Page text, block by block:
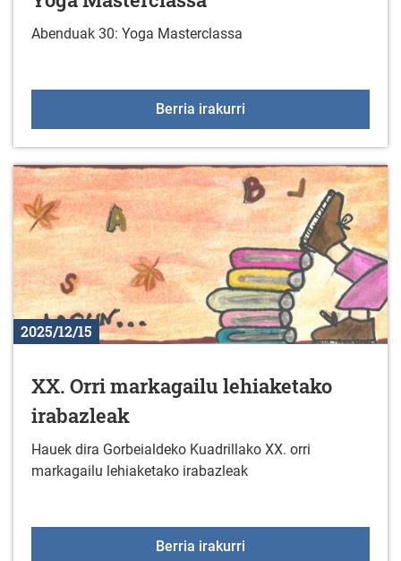
Abenduak 30: Yoga Masterclassa
Berria irakurri
2025/12/15
XX. Orri markagailu lehiaketako
irabazleak
Hauek dira Gorbeialdeko Kuadrillako XX. orri
markagailu lehiaketako irabazleak
Berria irakurri